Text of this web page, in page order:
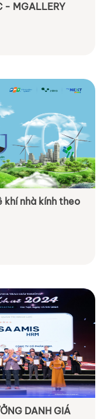
- MGALLERY
khí nhà kính theo
DANH GIÁ